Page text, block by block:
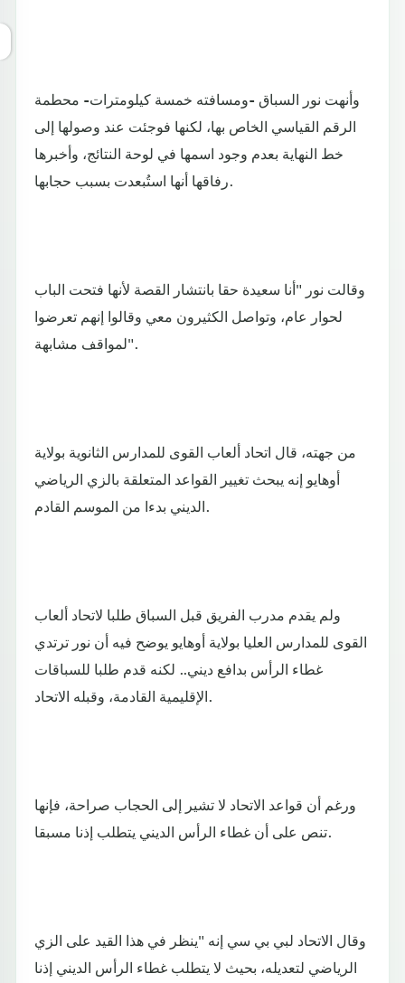
وأنهت نور السباق -ومسافته خمسة كيلومترات- محطمة
الرقم القياسي الخاص بها، لكنها فوجئت عند وصولها إلى
خط النهاية بعدم وجود اسمها في لوحة النتائج، وأخبرها
رفاقها أنها استُبعدت بسبب حجابها.
وقالت نور "أنا سعيدة حقا بانتشار القصة لأنها فتحت الباب
لحوار عام، وتواصل الكثيرون معي وقالوا إنهم تعرضوا
لمواقف مشابهة".
من جهته، قال اتحاد ألعاب القوى للمدارس الثانوية بولاية
أوهايو إنه يبحث تغيير القواعد المتعلقة بالزي الرياضي
الديني بدءا من الموسم القادم.
ولم يقدم مدرب الفريق قبل السباق طلبا لاتحاد ألعاب
القوى للمدارس العليا بولاية أوهايو يوضح فيه أن نور ترتدي
غطاء الرأس بدافع ديني.. لكنه قدم طلبا للسباقات
الإقليمية القادمة، وقبله الاتحاد.
ورغم أن قواعد الاتحاد لا تشير إلى الحجاب صراحة، فإنها
تنص على أن غطاء الرأس الديني يتطلب إذنا مسبقا.
وقال الاتحاد لبي بي سي إنه "ينظر في هذا القيد على الزي
الرياضي لتعديله، بحيث لا يتطلب غطاء الرأس الديني إذنا